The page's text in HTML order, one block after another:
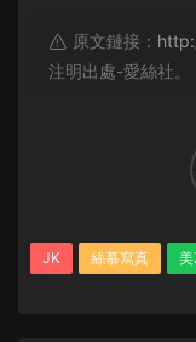
原文鏈接：
注明出處-愛絲社。
JK 絲慕寫真 美